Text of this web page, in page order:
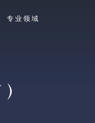
专业领域